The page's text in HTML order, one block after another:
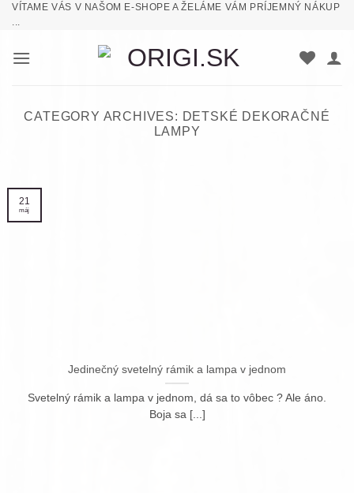
SkipVÍTAME VÁS V NAŠOM E-SHOPE A ŽELÁME VÁM PRÍJEMNÝ NÁKUP
...
CATEGORY ARCHIVES: DETSKÉ DEKORAČNÉ
LAMPY
Jedinečný svetelný rámik a lampa v jednom
Svetelný rámik a lampa v jednom, dá sa to vôbec ? Ale áno.
Boja sa [...]
21
máj